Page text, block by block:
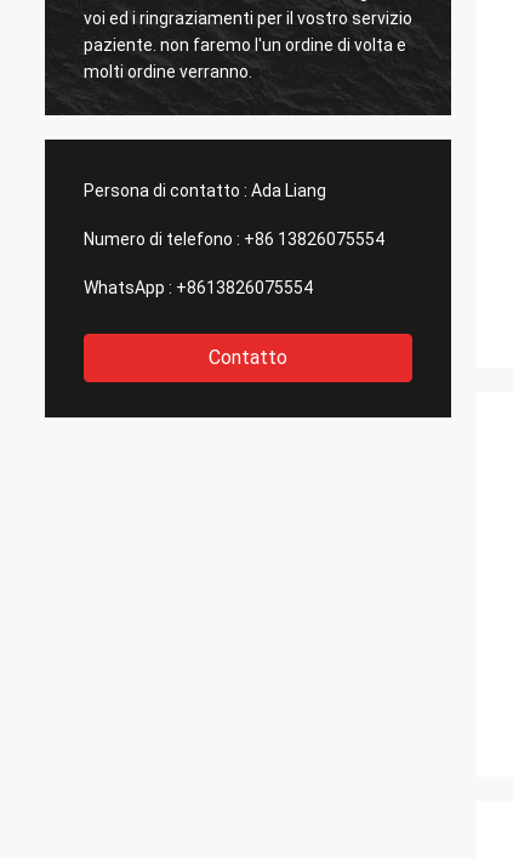
I chip inscatolano è dei chip mie e le buone
vendite molto bene ora. Vi terrò in tocco.
Persona di contatto : Ada Liang
Numero di telefono : +86 13826075554
WhatsApp : +8613826075554
Contatto